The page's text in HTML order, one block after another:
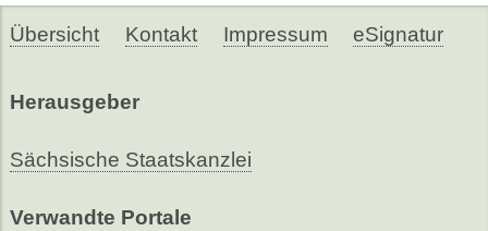
Übersicht Kontakt Impressum eSignatur
Herausgeber
Sächsische Staatskanzlei
Verwandte Portale